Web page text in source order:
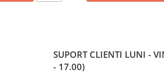
SUPORT CLIENTI LUNI -
- 17.00)